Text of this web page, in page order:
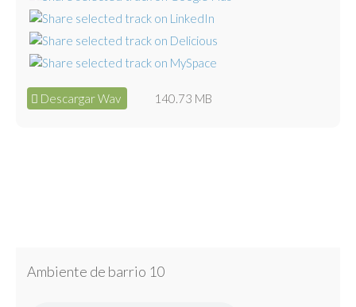
Descargar Wav 140.73 MB
Ambiente de barrio 10